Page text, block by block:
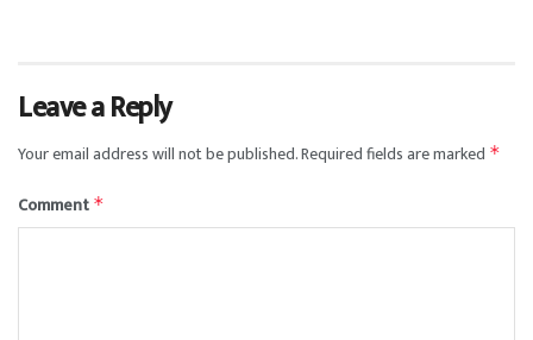
Leave a Reply
Your email address will not be published.Required fields are marked *
Comment *